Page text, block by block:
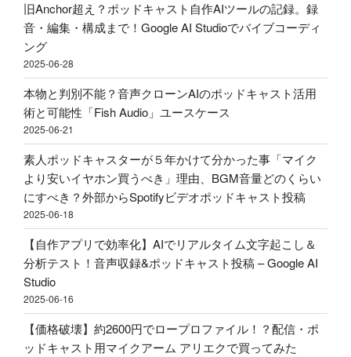
Spotify
ビ
デ
オ
ポ
ッ
ド
キ
ャ
ス
ト
投
稿"
の
ト
投
稿
–
Google
AI
Studio"
の
ト
用
マ
イ
ク
ア
ー
ム
ア
リ
エ
ク
で
買
っ
て
み
た"
の
旧Anchor超え？ポッドキャスト自作AIツールの記録。録
音・編集・構成まで！Google AI Studioでバイブコーディ
ング
2025-06-28
本物と判別不能？音声クローンAIのポッドキャスト活用
術と可能性「Fish Audio」ユースケース
2025-06-21
素人ポッドキャスターが５年かけて分かった事「マイク
より安いイヤホン買うべき」理由、BGM音量どのくらい
にすべき？外部からSpotifyビデオポッドキャスト投稿
2025-06-18
【自作アプリで効率化】AIでリアルタイム文字起こし＆
分析テスト！音声収録&ポッドキャスト投稿 – Google AI
Studio
2025-06-16
【価格破壊】約2600円でロープロファイル！？配信・ポ
ッドキャスト用マイクアーム アリエクで買ってみた